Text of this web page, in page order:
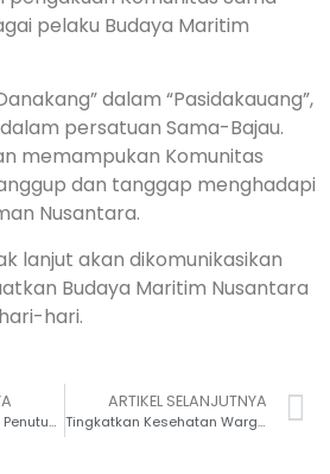
pelaku Budaya Maritim
dalam “Pasidakauang”,
persatuan Sama-Bajau.
memampukan Komunitas
dan tanggap menghadapi
Nusantara.
lanjut akan dikomunikasikan
Budaya Maritim Nusantara
hari.
Peresmian Kawasan Penutupan Sementara Pantai Desa Popisi Kabupaten Banggai Laut
ARTIKEL SELANJUTNYA
Tingkatkan Kesehatan Warga, Kolaborasi Tananua Gelar Pemeriksaan Kesehatan Gratis